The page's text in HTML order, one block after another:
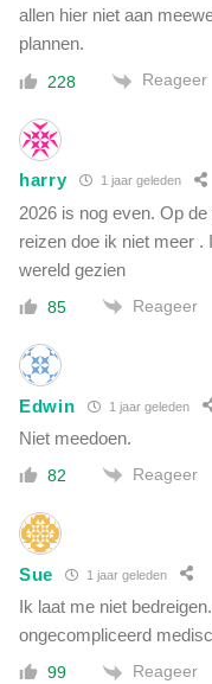
r
e
n
s
d
s
t
a
a
l
t
t
o
v
u
i
l
g
e
'
allen hier niet aan
plannen.
228 Reageer
harry 1 jaar geleden
2026 is nog even. Op
reizen doe ik niet meer .
wereld gezien
85 Reageer
Edwin 1 jaar geleden
Niet meedoen.
82 Reageer
Sue 1 jaar geleden
Ik laat me niet
ongecompliceerd
99 Reageer